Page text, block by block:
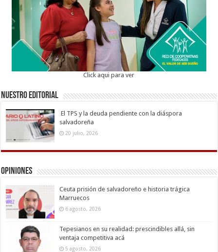
Click aqui para ver
Nuestro Editorial
El TPS y la deuda pendiente con la diáspora
salvadoreña
20 julio, 2026
Opiniones
Ceuta prisión de salvadoreño e historia trágica
Marruecos
6 agosto, 2026
Tepesianos en su realidad: prescindibles allá, sin
ventaja competitiva acá
5 agosto, 2026